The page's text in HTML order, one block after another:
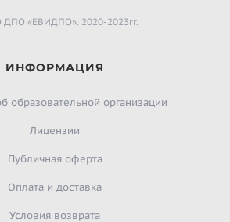
«ЕВИДПО». 2020-2023гг.
ИНФОРМАЦИЯ
образовательной организации
Лицензии
Публичная оферта
Оплата и доставка
Условия возврата